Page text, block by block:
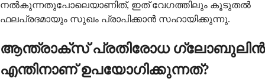
നൽകുന്നതുപോലെയാണിത്, ഇത് വേഗത്തിലും കൂടുതൽ
ഫലപ്രദമായും സുഖം പ്രാപിക്കാൻ സഹായിക്കുന്നു.
ആന്ത്രാക്സ് പ്രതിരോധ ഗ്ലോബുലിൻ
എന്തിനാണ് ഉപയോഗിക്കുന്നത്?